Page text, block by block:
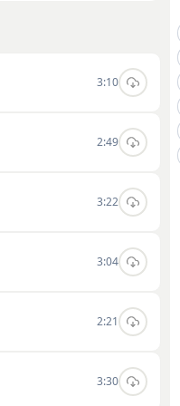
Музыка проекта
аранжировки.
3:10
2:49
3:22
3:04
2:21
3:30